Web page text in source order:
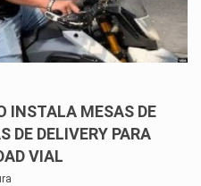
INSTALA MESAS DE
DE DELIVERY PARA
VIAL